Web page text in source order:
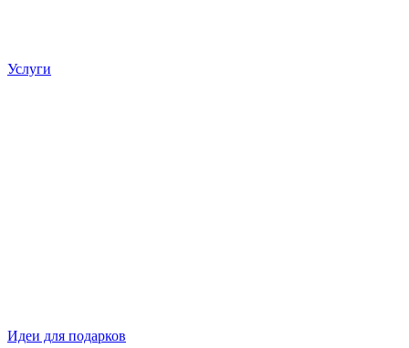
Услуги
Идеи для подарков